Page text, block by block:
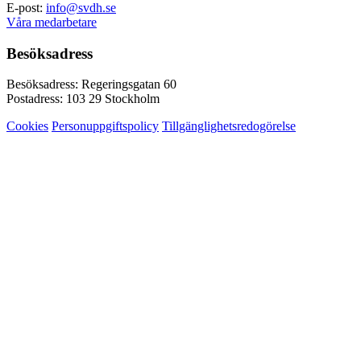
E-post: info@svdh.se
Våra medarbetare
Besöksadress
Besöksadress: Regeringsgatan 60
Postadress: 103 29 Stockholm
Cookies Personuppgiftspolicy Tillgänglighetsredogörelse